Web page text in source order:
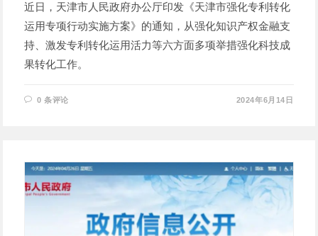
近日，天津市人民政府办公厅印发《天津市强化专利转化
运用专项行动实施方案》的通知，从强化知识产权金融支
持、激发专利转化运用活力等六方面多项举措强化科技成
果转化工作。
0 条评论 2024年6月14日